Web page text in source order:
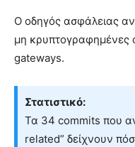
Ο οδηγός ασφάλειας
μη κρυπτογραφημένες
gateways.
Στατιστικό:
Τα 34 commits που
related” δείχνουν